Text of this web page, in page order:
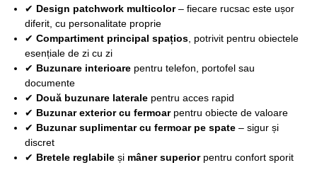
✔ Design patchwork multicolor– fiecare rucsac este ușor
diferit, cu personalitate proprie
✔ Compartiment principal spațios , potrivit pentru obiectele
esențiale de zi cu zi
✔ Buzunare interioare pentru telefon, portofel sau
documente
✔ Două buzunare laterale pentru acces rapid
✔ Buzunar exterior cu fermoarpentru obiecte de valoare
✔ Buzunar suplimentar cu fermoar pe spate – sigur și
discret
✔ Bretele reglabile și mâner superiorpentru confort sporit